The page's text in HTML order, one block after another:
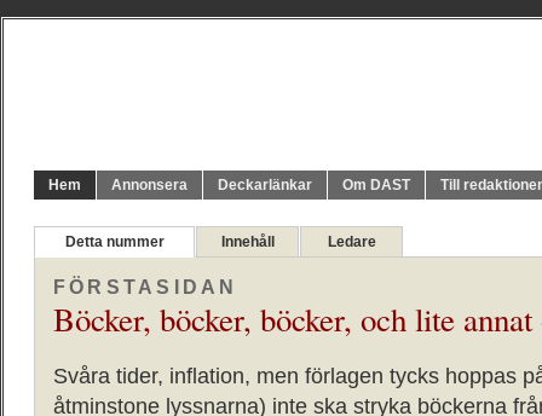
Hem Annonsera Deckarlänkar Om DAST Till
Detta nummer Innehåll Ledare
FÖRSTASIDAN
Böcker, böcker, böcker, och lite annat
Svåra tider, inflation, men förlagen tycks hoppas
åtminstone lyssnarna) inte ska stryka böckerna